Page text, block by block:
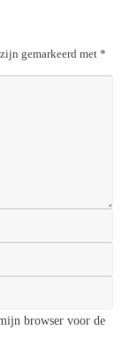
gemarkeerd met*
browser voor de